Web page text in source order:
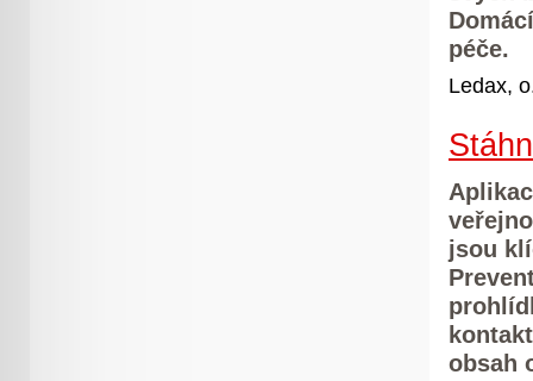
péče.
Ledax,
jsou
obsah